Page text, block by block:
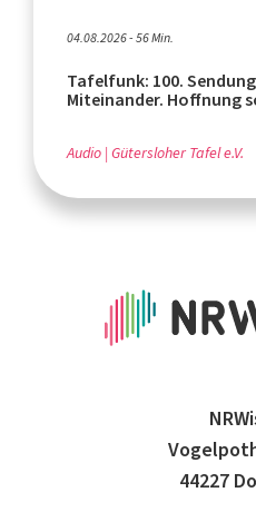
04.08.2026 - 56 Min.
Tafelfunk: 100.
Miteinander. Hoffnung
Audio Gütersloher Tafel e.V.
44227